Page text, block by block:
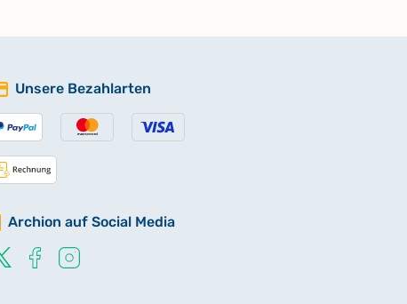
Unsere Bezahlarten
Archion auf Social Media